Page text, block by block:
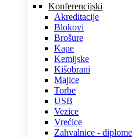
Konferencijski
Akreditacije
Blokovi
Brošure
Kape
Kemijske
Kišobrani
Majice
Torbe
USB
Vezice
Vrećice
Zahvalnice - diplome